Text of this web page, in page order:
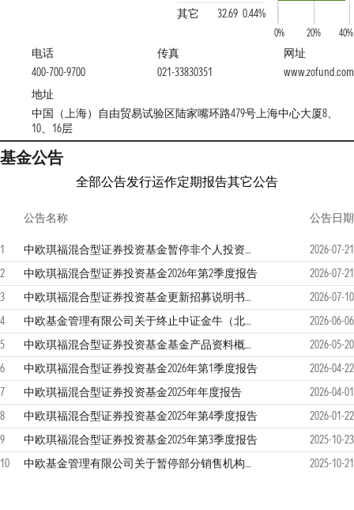
其它
32.69 0.44%
0% 20% 40%
电话
400-700-9700
传真
021-33830351
网址
www.zofund.com
地址
中国（上海）自由贸易试验区陆家嘴环路479号上海中心大厦8、
10、16层
基金公告
全部公告发行运作定期报告其它公告
公告名称 公告日期
1 中欧琪福混合型证券投资基金暂停非个人投资者大额申购、转换转入及定期定额投资业务的公告
2026-07-21
2
中欧琪福混合型证券投资基金2026年第2季度报告
2026-07-21
3
中欧琪福混合型证券投资基金更新招募说明书（2026年7月）
2026-07-10
4
中欧基金管理有限公司关于终止中证金牛（北京）基金销售有限公司办理本公司旗下基金销售业务的公告
2026-06-06
5
中欧琪福混合型证券投资基金基金产品资料概要更新
2026-05-20
6
中欧琪福混合型证券投资基金2026年第1季度报告
2026-04-22
7
中欧琪福混合型证券投资基金2025年年度报告
2026-04-01
8
中欧琪福混合型证券投资基金2025年第4季度报告
2026-01-22
9
中欧琪福混合型证券投资基金2025年第3季度报告
2025-10-23
10
中欧基金管理有限公司关于暂停部分销售机构办理旗下基金相关销售业务的公告 2025-10-21